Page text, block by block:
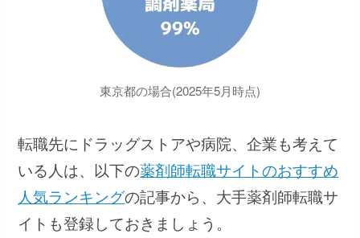
東京都の場合(2025年5月時点)
転職先にドラッグストアや病院、企業も考えて
いる人は、以下の薬剤師転職サイトのおすすめ
人気ランキングの記事から、大手薬剤師転職サ
イトも登録しておきましょう。